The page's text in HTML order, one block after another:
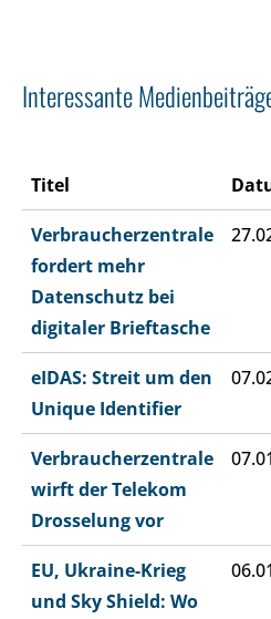
Interessante
Titel
Verbraucherzentrale
fordert mehr
Datenschutz bei
digitaler Brieftasche
eIDAS: Streit um den
Unique Identifier
Verbraucherzentrale
wirft der Telekom
Drosselung vor
EU, Ukraine-Krieg
und Sky Shield: Wo